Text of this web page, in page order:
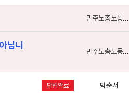
민주노총노동상담
닙니
민주노총노동상담
답변완료 박춘서